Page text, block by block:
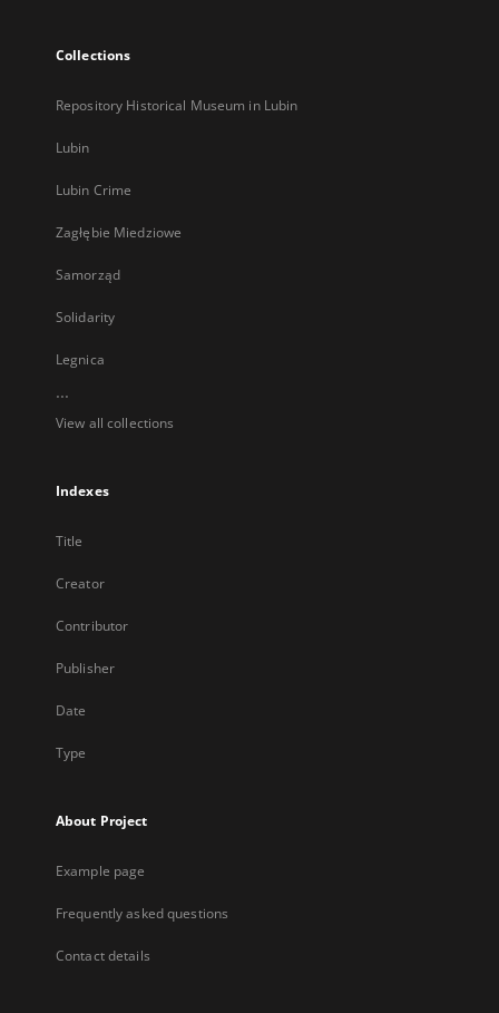
Collections
Repository Historical Museum in Lubin
Lubin
Lubin Crime
Zagłębie Miedziowe
Samorząd
Solidarity
Legnica
...
View all collections
Indexes
Title
Creator
Contributor
Publisher
Date
Type
About Project
Example page
Frequently asked questions
Contact details